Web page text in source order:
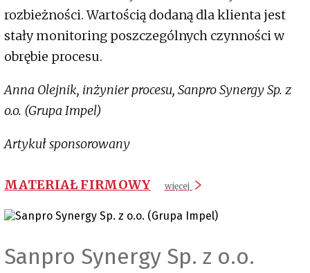
rozbieżności. Wartością dodaną dla klienta jest
stały monitoring poszczególnych czynności w
obrębie procesu.
Anna Olejnik, inżynier procesu, Sanpro Synergy Sp. z
o.o. (Grupa Impel)
Artykuł sponsorowany
MATERIAŁ FIRMOWY więcej
Sanpro Synergy Sp. z o.o.